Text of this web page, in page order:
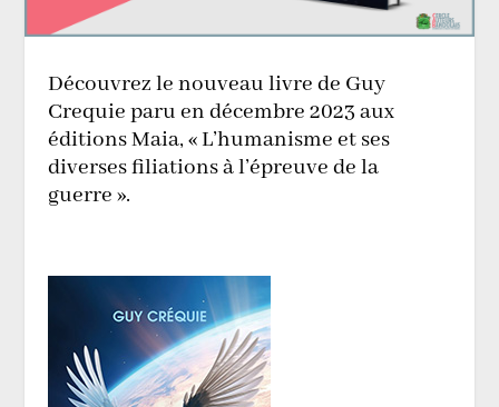
Découvrez le nouveau livre de Guy
Crequie paru en décembre 2023 aux
éditions Maia, « L’humanisme et ses
diverses filiations à l’épreuve de la
guerre ».